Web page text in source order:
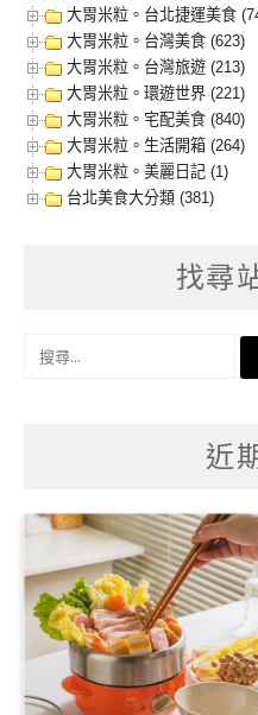
大胃米粒。台北捷運美食
大胃米粒。台灣美食 (623)
大胃米粒。台灣旅遊 (213)
大胃米粒。環遊世界 (221)
大胃米粒。宅配美食 (840)
大胃米粒。生活開箱 (264)
大胃米粒。美麗日記 (1)
台北美食大分類 (381)
找尋
近